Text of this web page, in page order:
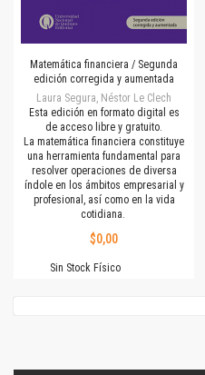
Matemática financiera / Segunda
edición corregida y aumentada
Laura Segura, Néstor Le Clech
Esta edición en formato digital es
de acceso libre y gratuito.
La matemática financiera constituye
una herramienta fundamental para
resolver operaciones de diversa
índole en los ámbitos empresarial y
profesional, así como en la vida
cotidiana.
$0,00
Sin Stock Físico